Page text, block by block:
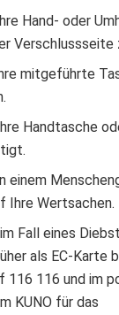
Hand- oder
Verschlussseite
mitgeführte
Handtasche
einem
Ihre Wertsachen.
Fall eines
als EC-Karte
116 116 und im
KUNO für das